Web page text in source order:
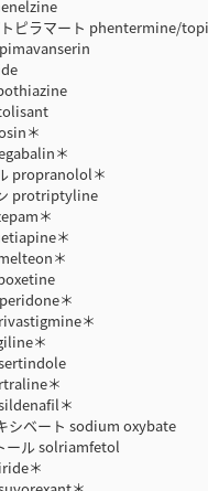
/トピラマート phentermine/
pimavanserin
＊
＊
ル propranolol＊
ン protriptyline
＊
＊
＊
＊
rivastigmine＊
＊
sertindole
＊
sildenafil＊
シベート sodium oxybate
トール solriamfetol
＊